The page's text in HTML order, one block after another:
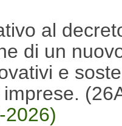
al
di un
e
imprese.
2026)